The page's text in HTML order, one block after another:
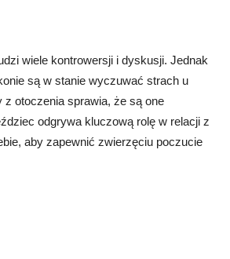
wiele kontrowersji i dyskusji. Jednak
są w stanie wyczuwać strach u
z otoczenia sprawia, że są one
odgrywa kluczową rolę w relacji z
aby zapewnić zwierzęciu poczucie